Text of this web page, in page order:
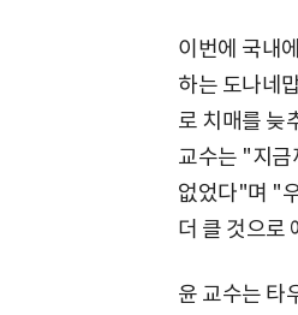
이번에 국내
하는 도나네
로 치매를 늦
교수는 "지금
없었다"며 "
더 클 것으로
윤 교수는 타